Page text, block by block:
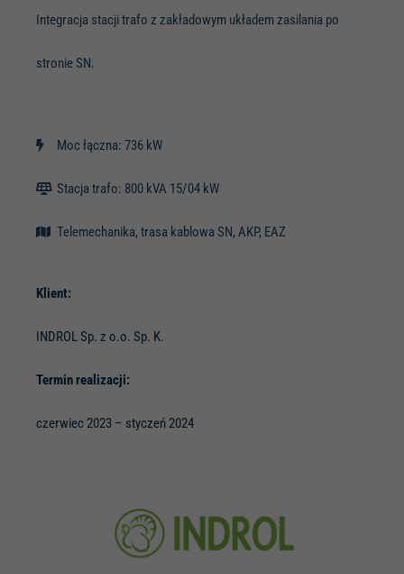
Integracja stacji trafo z zakładowym układem zasilania po
stronie SN.
Moc łączna: 736 kW
Stacja trafo: 800 kVA 15/04 kW
Telemechanika, trasa kablowa SN, AKP, EAZ
Klient:
INDROL Sp. z o.o. Sp. K.
Termin realizacji:
czerwiec 2023 – styczeń 2024